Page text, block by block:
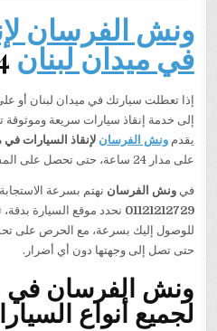
ونش الفرسان
في ميدان لبنان24 ساعة
إذا تعطلت سيارتك في ميدان لبنان أو
إلى خدمة إنقاذ سيارات سريعة
يقدمونش الفرسان لإنقاذ السيارات في
على مدار 24 ساعة، حتى تحصل على المساعدة في أي وقت من اليوم.
فيونش الفرسان نهتم بسرعة
01121212729 نحدد موقع السيارة
للوصول إليك بسرعة، مع الحرص على
حتى تصل إلى وجهتها دون أي أضرار.
ونش الفرسان في
لجميع أنواع